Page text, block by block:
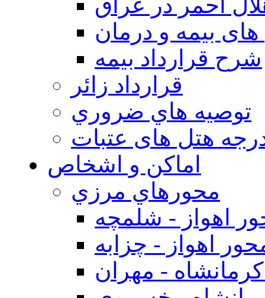
بیمه و درمان
شرح قرارداد بیمه
قرارداد زائر
توصيه هاي ضروري
هتل های عتبات
اماکن و اشخاص
محورهاي مرزي
اهواز - شلمچه
اهواز - چزابه
- مهران